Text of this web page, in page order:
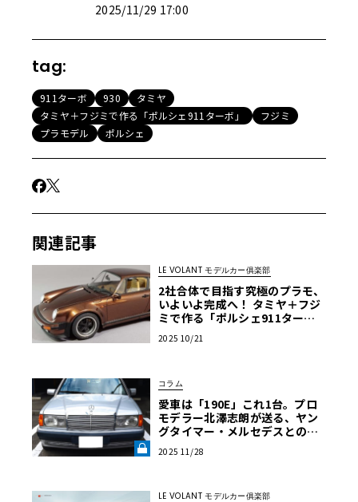
2025/11/29 17:00
tag:
911ターボ 930
タミヤ
タミヤ＋フジミで作る「ポルシェ911ターボ」
フジミ
プラモデル
ポルシェ
関連記事
LE VOLANT モデルカー俱楽部
2社合体で目指す究極のプラモ、
いよいよ完成へ！ タミヤ＋フジ
ミで作る「ポルシェ911ター
カー俱楽部】
2025 10/21
コラム
愛車は「190E」これ1台。プロ
モデラー北澤志朗が送る、ヤン
グタイマー・メルセデスとの
90E日記】第1回《LE VOLANT L
2025 11/28
LE VOLANT モデルカー俱楽部